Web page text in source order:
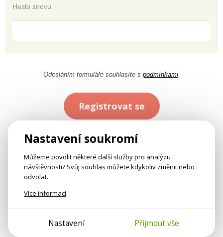
Heslo znovu
Odesláním formuláře souhlasíte s podmínkami.
Registrovat se
Nastavení soukromí
Můžeme povolit některé další služby pro analýzu
návštěvnosti? Svůj souhlas můžete kdykoliv změnit nebo
odvolat.
Více informací.
Nastavení Přijmout vše